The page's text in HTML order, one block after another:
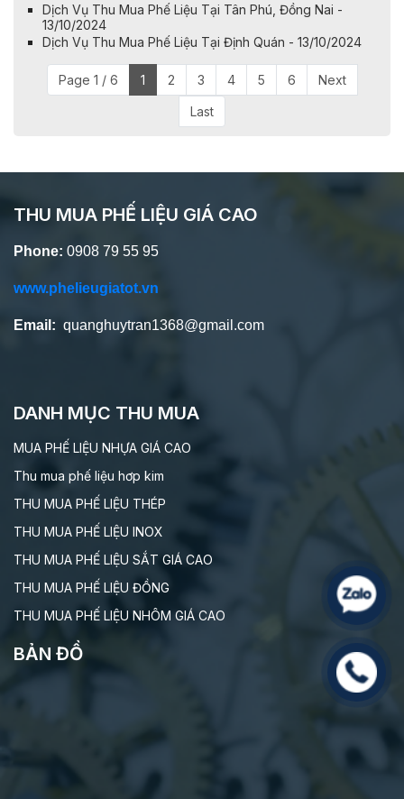
Dịch Vụ Thu Mua Phế Liệu Tại Tân Phú, Đồng Nai -
13/10/2024
Dịch Vụ Thu Mua Phế Liệu Tại Định Quán - 13/10/2024
Page 1 / 6 1 2 3 4 5 6 Next
Last
THU MUA PHẾ LIỆU GIÁ CAO
Phone: 0908 79 55 95
www.phelieugiatot.vn
Email: quanghuytran1368@gmail.com
DANH MỤC THU MUA
MUA PHẾ LIỆU NHỰA GIÁ CAO
Thu mua phế liệu hơp kim
THU MUA PHẾ LIỆU THÉP
THU MUA PHẾ LIỆU INOX
THU MUA PHẾ LIỆU SẮT GIÁ CAO
THU MUA PHẾ LIỆU ĐỒNG
THU MUA PHẾ LIỆU NHÔM GIÁ CAO
BẢN ĐỒ